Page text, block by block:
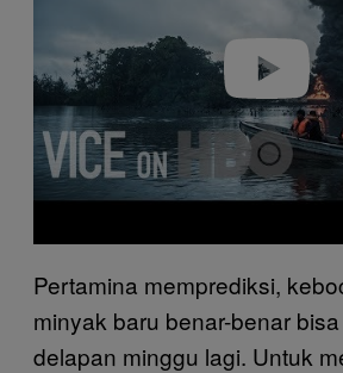
Pertamina memprediksi,
minyak baru benar-benar
delapan minggu lagi. Untuk